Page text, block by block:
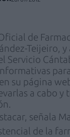
de
Teijeiro,
Servicio
su página
a cabo y
señala
de la